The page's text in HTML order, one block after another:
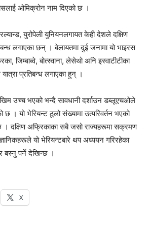
ओमिक्रोन नाम दिएको छ ।
युरोपेली युनियनलगायत केही देशले दक्षिण
लगाएका छन् । बेलायतमा दुई जनामा यो भाइरस
जिम्बाब्वे, बोत्स्वाना, लेसेथो अनि इस्वाटीटीका
प्रतिबन्ध लगाएका हुन् ।
उच्च भएको भन्दै सावधानी दर्शाउन डब्लूएचओले
छ । यो भेरियन्ट ठूलो संख्यामा उत्परिवर्तन भएको
दक्षिण अफ्रिकाका सबै जसो राज्यहरूमा सक्रमण
यो भेरियन्टबारे थप अध्ययन गरिरहेका
पर्ने देखिन्छ ।
X